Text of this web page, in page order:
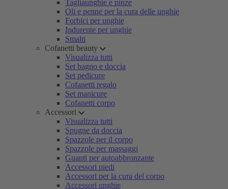
Tagliaunghie e pinze
Oli e penne per la cura delle unghie
Forbici per unghie
Indurente per unghie
Smalti
Cofanetti beauty
Visualizza tutti
Set bagno e doccia
Set pedicure
Cofanetti regalo
Set manicure
Cofanetti corpo
Accessori
Visualizza tutti
Spugne da doccia
Spazzole per il corpo
Spazzole per massaggi
Guanti per autoabbronzante
Accessori piedi
Accessori per la cura del corpo
Accessori unghie